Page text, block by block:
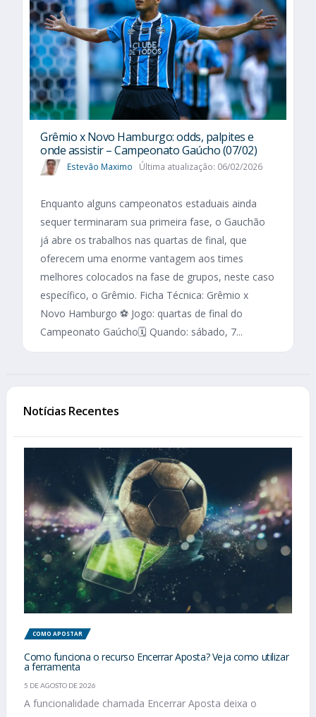
Grêmio x Novo Hamburgo: odds, palpites e
onde assistir – Campeonato Gaúcho (07/02)
Estevão Maximo Última atualização: 06/02/2026
Enquanto alguns campeonatos estaduais ainda
sequer terminaram sua primeira fase, o Gauchão
já abre os trabalhos nas quartas de final, que
oferecem uma enorme vantagem aos times
melhores colocados na fase de grupos, neste caso
específico, o Grêmio. Ficha Técnica: Grêmio x
Novo Hamburgo ⚽ Jogo: quartas de final do
Campeonato Gaúcho🗓️ Quando: sábado, 7...
Notícias Recentes
COMO APOSTAR
Como funciona o recurso Encerrar Aposta? Veja como utilizar
a ferramenta
5 DE AGOSTO DE 2026
A funcionalidade chamada Encerrar Aposta deixa o